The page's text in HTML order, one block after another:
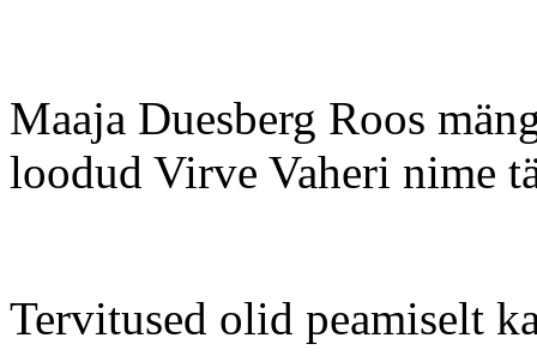
Maaja Duesberg Roos
loodud Virve Vaheri nime
Tervitused olid peamiselt